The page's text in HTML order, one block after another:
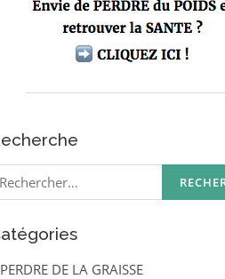
:
PERDRE DE LA GRAISSE